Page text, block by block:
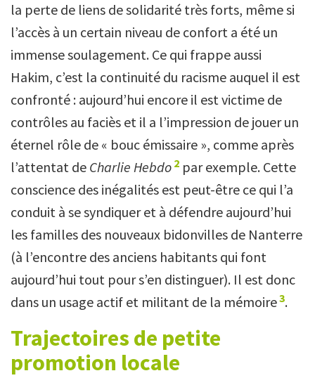
la perte de liens de solidarité très forts, même si
l’accès à un certain niveau de confort a été un
immense soulagement. Ce qui frappe aussi
Hakim, c’est la continuité du racisme auquel il est
confronté : aujourd’hui encore il est victime de
contrôles au faciès et il a l’impression de jouer un
éternel rôle de « bouc émissaire », comme après
l’attentat de Charlie Hebdo 2 par exemple. Cette
conscience des inégalités est peut-être ce qui l’a
conduit à se syndiquer et à défendre aujourd’hui
les familles des nouveaux bidonvilles de Nanterre
(à l’encontre des anciens habitants qui font
aujourd’hui tout pour s’en distinguer). Il est donc
dans un usage actif et militant de la mémoire3.
Trajectoires de petite
promotion locale